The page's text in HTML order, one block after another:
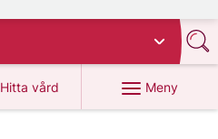
Hitta vård
på 1177.se
Meny